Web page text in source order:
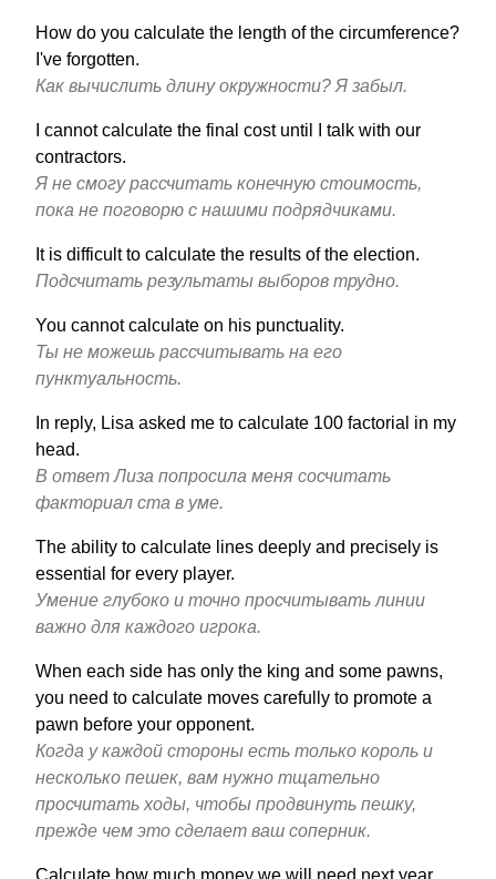
How do you calculate the length of the circumference?
I've forgotten.
Как вычислить длину окружности? Я забыл.
I cannot calculate the final cost until I talk with our
contractors.
Я не смогу рассчитать конечную стоимость,
пока не поговорю с нашими подрядчиками.
It is difficult to calculate the results of the election.
Подсчитать результаты выборов трудно.
You cannot calculate on his punctuality.
Ты не можешь рассчитывать на его
пунктуальность.
In reply, Lisa asked me to calculate 100 factorial in my
head.
В ответ Лиза попросила меня сосчитать
факториал ста в уме.
The ability to calculate lines deeply and precisely is
essential for every player.
Умение глубоко и точно просчитывать линии
важно для каждого игрока.
When each side has only the king and some pawns,
you need to calculate moves carefully to promote a
pawn before your opponent.
Когда у каждой стороны есть только король и
несколько пешек, вам нужно тщательно
просчитать ходы, чтобы продвинуть пешку,
прежде чем это сделает ваш соперник.